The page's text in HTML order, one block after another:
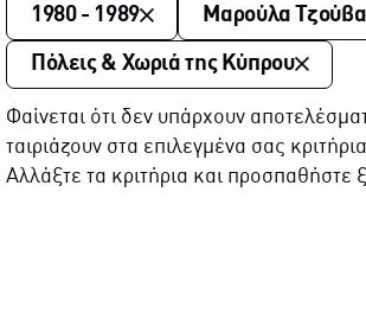
1980 - 1989 Μαρούλα
Πόλεις & Χωριά της Κύπρου
Φαίνεται ότι δεν υπάρχουν
ταιριάζουν στα επιλεγμένα σας
Αλλάξτε τα κριτήρια και προσπαθήστε